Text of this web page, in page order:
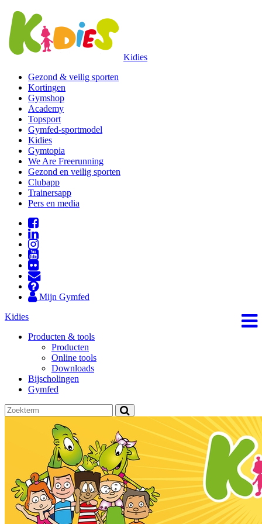
Kidies
Gezond & veilig sporten
Kortingen
Gymshop
Academy
Topsport
Gymfed-sportmodel
Kidies
Gymtopia
We Are Freerunning
Gezond en veilig sporten
Clubapp
Trainersapp
Pers en media
Mijn Gymfed
Kidies
Producten & tools
Producten
Online tools
Downloads
Bijscholingen
Gymfed